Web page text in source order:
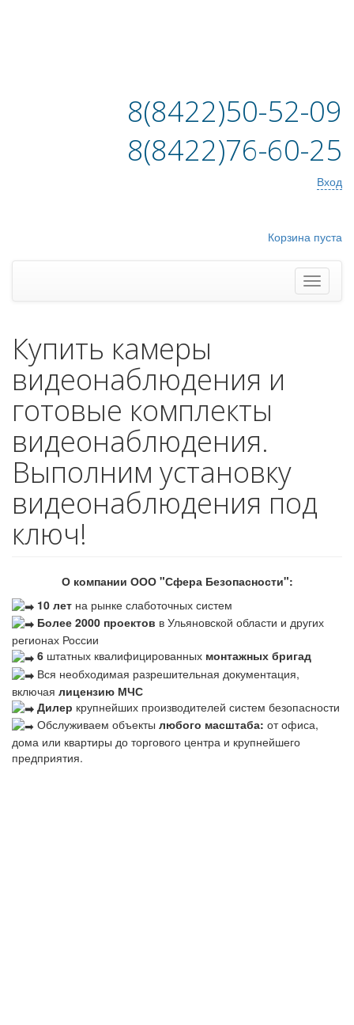
8(8422)50-52-09
8(8422)76-60-25
Вход
Корзина пуста
Купить камеры
видеонаблюдения и
готовые комплекты
видеонаблюдения.
Выполним установку
видеонаблюдения под
ключ!
О компании ООО "Сфера Безопасности":
10 лет на рынке слаботочных систем
Более 2000 проектов в Ульяновской области и других
регионах России
6 штатных квалифицированных монтажных бригад
Вся необходимая разрешительная документация,
включая лицензию МЧС
Дилер крупнейших производителей систем безопасности
Обслуживаем объекты любого масштаба: от офиса,
дома или квартиры до торгового центра и крупнейшего
предприятия.